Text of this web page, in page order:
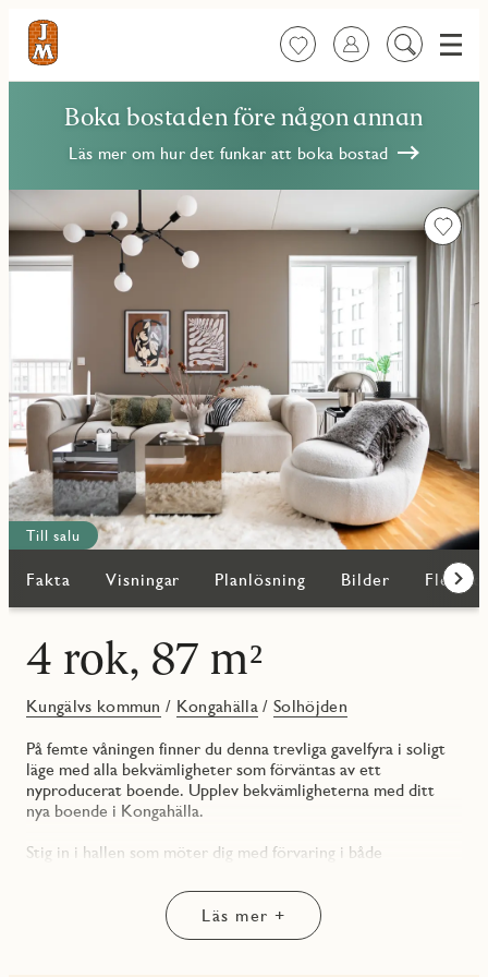
FavoriterLogga in
Sök
Meny
Boka bostaden före någon annan
Läs mer om hur det funkar att boka bostad
Till salu
Fakta Visningar Planlösning Bilder Fler
4 rok, 87 m²
Kungälvs kommun / Kongahälla / Solhöjden
På femte våningen finner du denna trevliga gavelfyra i soligt
läge med alla bekvämligheter som förväntas av ett
nyproducerat boende. Upplev bekvämligheterna med ditt
nya boende i Kongahälla.
Stig in i hallen som möter dig med förvaring i både
två sovrummen som båda är rymliga. Det större av dem är
perfekt för dubbelsängen och tillhörande nattduksbord och
erbjuder förvaring i skjutdörrsgarderob medan det något
Läs mer +